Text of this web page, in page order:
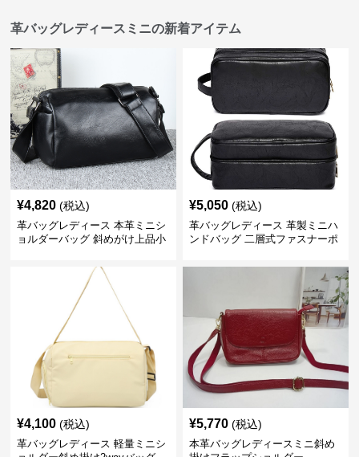
革バッグレディースミニの新着アイテム
¥4,820 (税込)
革バッグレディース 本革ミニシ
ョルダーバッグ 斜めがけ上品小
¥5,050 (税込)
革バッグレディース 革製ミニハ
ンドバッグ 二層式ファスナーポ
¥4,100 (税込)
革バッグレディース 軽量ミニシ
¥5,770 (税込)
本革バッグレディースミニ斜め